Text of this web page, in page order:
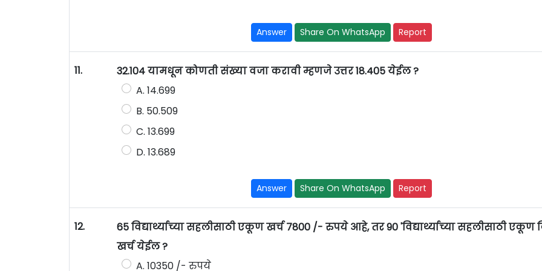
Answer Share On WhatsApp Report
11.
32.104 यामधून कोणती संख्या वजा करावी म्हणजे उत्तर 18.405 येईल ?
A. 14.699
B. 50.509
C. 13.699
D. 13.689
Answer Share On WhatsApp Report
12.
65 विद्यार्थ्याच्या सहलीसाठी एकूण खर्च 7800 /- रुपये आहे, तर 90 'विद्यार्थ्याच्या सहलीसाठी एकूण
खर्च येईल ?